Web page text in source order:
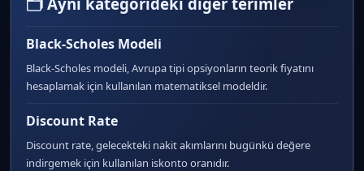
Black-Scholes Modeli
Black-Scholes modeli, Avrupa tipi opsiyonların teorik fiyatını
hesaplamak için kullanılan matematiksel modeldir.
Discount Rate
Discount rate, gelecekteki nakit akımlarını bugünkü değere
indirgemek için kullanılan iskonto oranıdır.